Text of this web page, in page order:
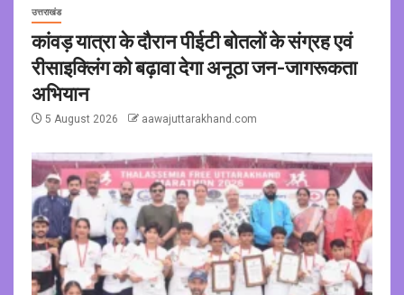
उत्तराखंड
कांवड़ यात्रा के दौरान पीईटी बोतलों के संग्रह एवं
रीसाइक्लिंग को बढ़ावा देगा अनूठा जन-जागरूकता
अभियान
5 August 2026 aawajuttarakhand.com